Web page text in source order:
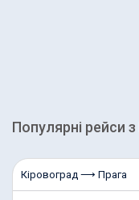
Популярні рейcи з
Кіровоград ⟶ Прага